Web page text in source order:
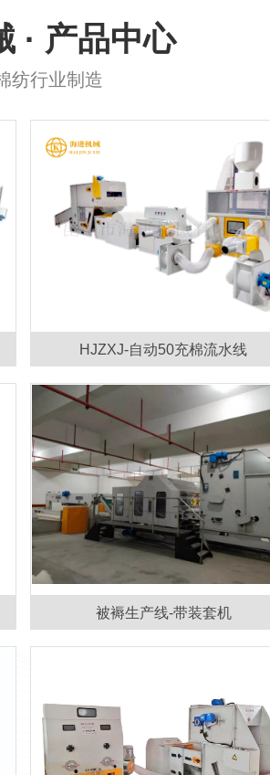
· 产品中心
纺行业制造
HJZXJ-自动50充棉流水线
被褥生产线-带装套机